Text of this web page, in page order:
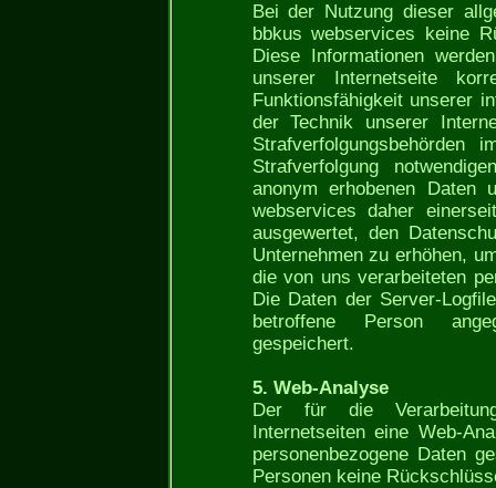
Bei der Nutzung dieser
bbkus webservices keine
Diese Informationen
unserer Internetseite
Funktionsfähigkeit unserer
der Technik unserer
Strafverfolgung
anonym erhobenen Daten
webservices daher
ausgewertet, den
Unternehmen zu erhöhen,
die von uns verarbeiteten
Die Daten der Server-
betroffene Person
gespeichert.
5. Web-Analyse
Der für die
Internetseiten eine Web-
personenbezogene Daten
Personen keine